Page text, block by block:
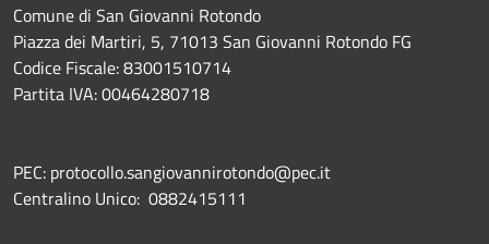
Comune di San Giovanni Rotondo
Piazza dei Martiri, 5, 71013 San Giovanni Rotondo FG
Codice Fiscale: 83001510714
Partita IVA: 00464280718
PEC: protocollo.sangiovannirotondo@pec.it
Centralino Unico: 0882415111